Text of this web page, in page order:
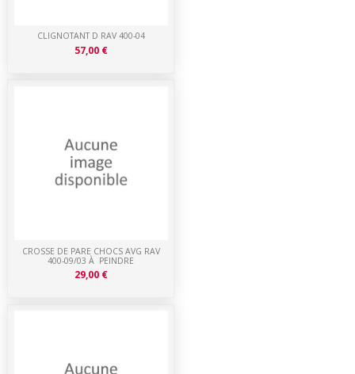
CROSSE DE PARE CHOCS AVG RAV
400-09/03 À PEINDRE
29,00 €
CLIGNOTANT D RAV 400-04
57,00 €